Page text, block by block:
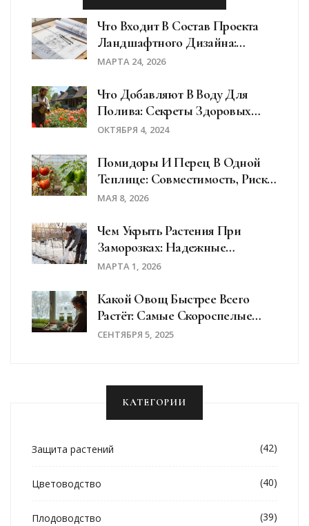
Что Входит В Состав Проекта
Ландшафтного Дизайна:
Полный Разбор Документов И
МАРТА 24, 2026
Что Добавляют В Воду Для
Полива: Секреты Здоровых
Цветов
ОКТЯБРЯ 4, 2024
Помидоры И Перец В Одной
Теплице: Совместимость, Риски
И Правила Посадки
МАЯ 8, 2026
Чем Укрыть Растения При
Заморозках: Надежные
Способы И Материалы
МАРТА 1, 2026
Какой Овощ Быстрее Всего
Растёт: Самые Скороспелые
Культуры И Сроки
СЕНТЯБРЯ 5, 2025
КАТЕГОРИИ
Защита растений (42)
Цветоводство (40)
Плодоводство (39)